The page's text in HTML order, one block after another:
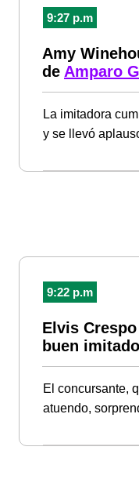
9:27 p.m
Amy
de Amparo
La imitadora
y se llevó
9:22 p.m
Elvis
buen
El concursante,
atuendo,